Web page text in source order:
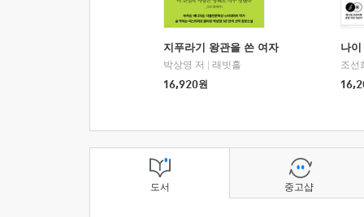
지푸라기 왕관을 쓴 여자
박상영 저
래빗홀
16,920원
나
조선
도서 중고샵